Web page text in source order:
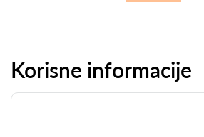
Korisne informacije